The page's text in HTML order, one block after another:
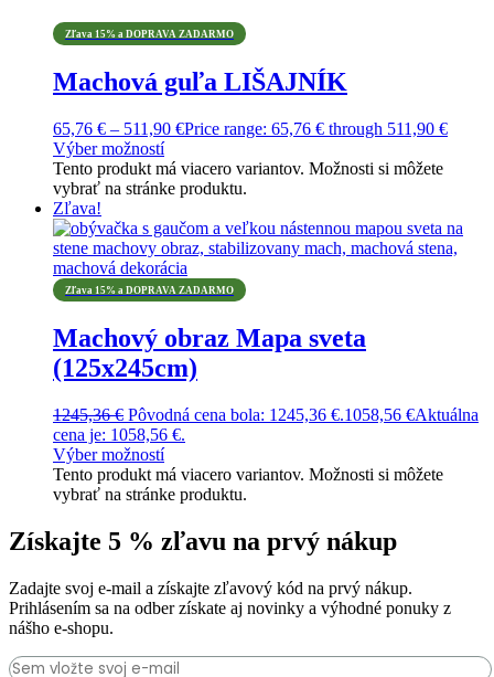
Zľava 15% a DOPRAVA ZADARMO
Machová guľa LIŠAJNÍK
65,76 € – 511,90 €Price range: 65,76 € through 511,90 €
Výber možností
Tento produkt má viacero variantov. Možnosti si môžete
vybrať na stránke produktu.
Zľava!
Zľava 15% a DOPRAVA ZADARMO
Machový obraz Mapa sveta
(125x245cm)
1245,36€ Pôvodná cena bola: 1245,36 €.1058,56 €Aktuálna
cena je: 1058,56 €.
Výber možností
Tento produkt má viacero variantov. Možnosti si môžete
vybrať na stránke produktu.
Získajte 5 % zľavu na prvý nákup
Zadajte svoj e-mail a získajte zľavový kód na prvý nákup.
Prihlásením sa na odber získate aj novinky a výhodné ponuky z
nášho e-shopu.